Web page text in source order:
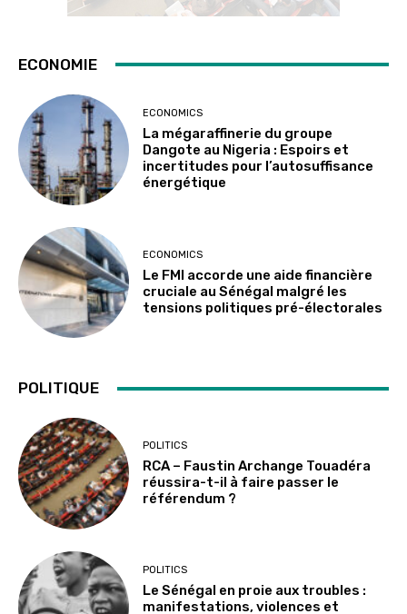
ECONOMIE
ECONOMICS
La mégaraffinerie du groupe
Dangote au Nigeria : Espoirs et
incertitudes pour l’autosuffisance
énergétique
ECONOMICS
Le FMI accorde une aide financière
cruciale au Sénégal malgré les
tensions politiques pré-électorales
POLITIQUE
POLITICS
RCA – Faustin Archange Touadéra
réussira-t-il à faire passer le
référendum ?
POLITICS
Le Sénégal en proie aux troubles :
manifestations, violences et